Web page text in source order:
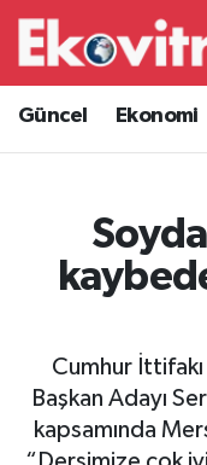
Güncel Ekonomi
Cumhur
Başkan Adayı
kapsamında
Güncel
Ekonomi
Borsa
İş Dünyası
Otovitrin
Asayiş
Hava Durumu
Trafik Durumu
Süper Lig
Tüm
Son Dakika
Haber Arşivi